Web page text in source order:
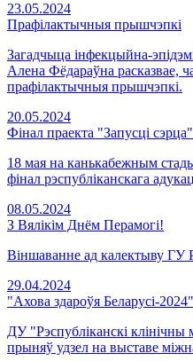
23.05.2024
Прафілактычныя прышчэпкі
Загадчыца інфекцыйна-
Алена Фёдараўна расказвае,
прафілактычныя прышчэпкі.
20.05.2024
Фінал праекта "Запусці сэрца"
18 мая на канькабежным
фінал рэспубліканскага
08.05.2024
З Вялікім Днём Перамогі!
Віншаванне ад калектыву
29.04.2024
"Ахова здароўя Беларусі-2024"
ДУ "Рэспубліканскі
прыняў удзел на выставе